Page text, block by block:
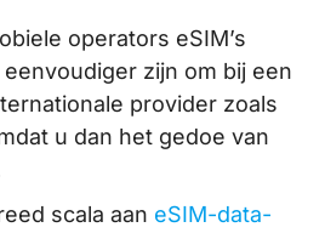
operators eSIM’s
zijn om bij een
provider zoals
u dan het gedoe van
scala aan eSIM-data-